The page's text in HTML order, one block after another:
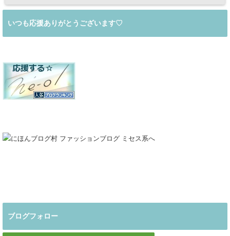
いつも応援ありがとうございます♡
ブログフォロー